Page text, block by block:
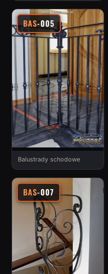
BAS-005
Balustrady schodowe
BAS-007